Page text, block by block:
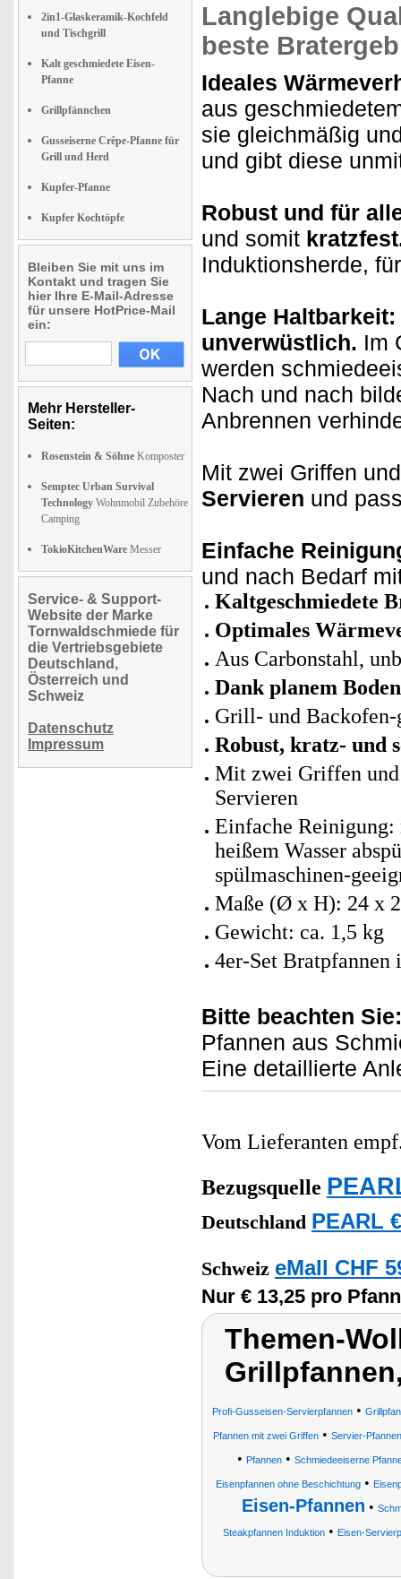
2in1-Glaskeramik-Kochfeld
und Tischgrill
Kalt geschmiedete Eisen-
Pfanne
Grillpfännchen
Gusseiserne Crêpe-Pfanne für
Grill und Herd
Kupfer-Pfanne
Kupfer Kochtöpfe
Bleiben Sie mit uns im
Kontakt und tragen Sie
hier Ihre E-Mail-Adresse
für unsere HotPrice-Mail
ein:
Mehr Hersteller-
Seiten:
Rosenstein & Söhne Komposter
Semptec Urban Survival
Technology Wohnmobil Zubehöre
Camping
TokioKitchenWare Messer
Service- & Support-
Website der Marke
Tornwaldschmiede für
die Vertriebsgebiete
Deutschland,
Österreich und
Schweiz
Datenschutz
Impressum
Langlebige
beste
Ideales
aus
sie gleichmäßig
und gibt diese
Robust und für
und somit
Induktionsherde,
Lange Haltbarkeit:
unverwüstlich. Im
werden
Nach und nach
Anbrennen
Mit zwei Griffen
Servieren und
Einfache
und nach Bedarf
Kaltgeschmiedete
Optimales
Aus Carbonstahl,
Dank planem
Grill- und Backofen-
Robust, kratz- und
Mit zwei Griffen und
Servieren
Einfache Reinigung:
heißem Wasser
spülmaschinen-
Maße (Ø x H): 24 x
Gewicht: ca. 1,5 kg
4er-Set
Bitte beachten Sie:
Pfannen aus
Eine detaillierte
Vom Lieferanten
Bezugsquelle
Deutschland PEARL
Schweiz eMall CHF
Nur € 13,25 pro
Themen-
Profi-Gusseisen-Servierpfannen•
Pfannen mit zwei Griffen• Servier-Pfannen
• Pfannen • Schmiedeeiserne
Eisenpfannen ohne Beschichtung•
Eisen-Pfannen •
Steakpfannen Induktion• Eisen-